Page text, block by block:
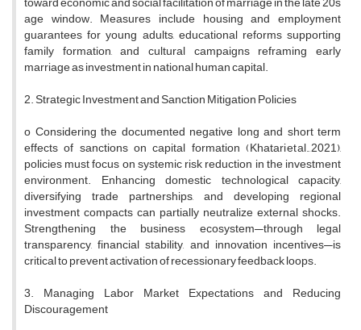
age window. Measures include housing and employment
guarantees for young adults, educational reforms supporting
family formation, and cultural campaigns reframing early
marriage as investment in national human capital.
2. Strategic Investment and Sanction Mitigation Policies
o Considering the documented negative long and short term
effects of sanctions on capital formation (Khatari et al., 2021),
policies must focus on systemic risk reduction in the investment
environment. Enhancing domestic technological capacity,
diversifying trade partnerships, and developing regional
investment compacts can partially neutralize external shocks.
Strengthening the business ecosystem—through legal
transparency, financial stability, and innovation incentives—is
critical to prevent activation of recessionary feedback loops.
3. Managing Labor Market Expectations and Reducing
Discouragement